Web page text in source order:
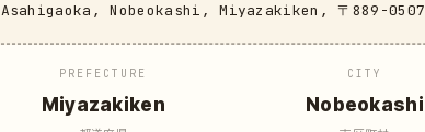
Asahigaoka, Nobeokashi, Miyazakiken, 〒889-0507
PREFECTURE
Miyazakiken
CITY
Nobeokashi